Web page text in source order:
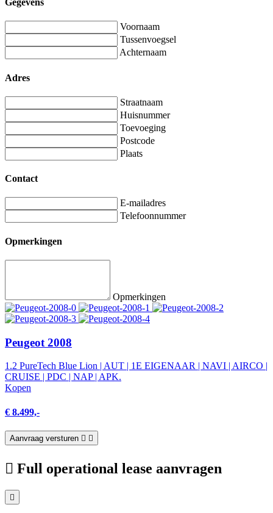
Gegevens
Voornaam
Tussenvoegsel
Achternaam
Adres
Straatnaam
Huisnummer
Toevoeging
Postcode
Plaats
Contact
E-mailadres
Telefoonnummer
Opmerkingen
Opmerkingen
Peugeot 2008
1.2 PureTech Blue Lion | AUT | 1E EIGENAAR | NAVI | AIRCO |
CRUISE | PDC | NAP | APK.
Kopen
€ 8.499,-
Aanvraag versturen
Full operational lease aanvragen